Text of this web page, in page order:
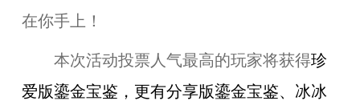
在你手上！
本次活动投票人气最高的玩家将获得珍
爱版鎏金宝鉴 ，更有分享版鎏金宝鉴、冰冰